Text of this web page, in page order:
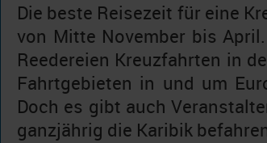
Die beste Reisezeit für eine
von Mitte November bis
Reedereien Kreuzfahrten in
Fahrtgebieten in und um
Doch es gibt auch
ganzjährig die Karibik